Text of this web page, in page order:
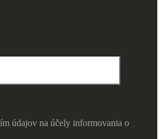
údajov na účely informovania o